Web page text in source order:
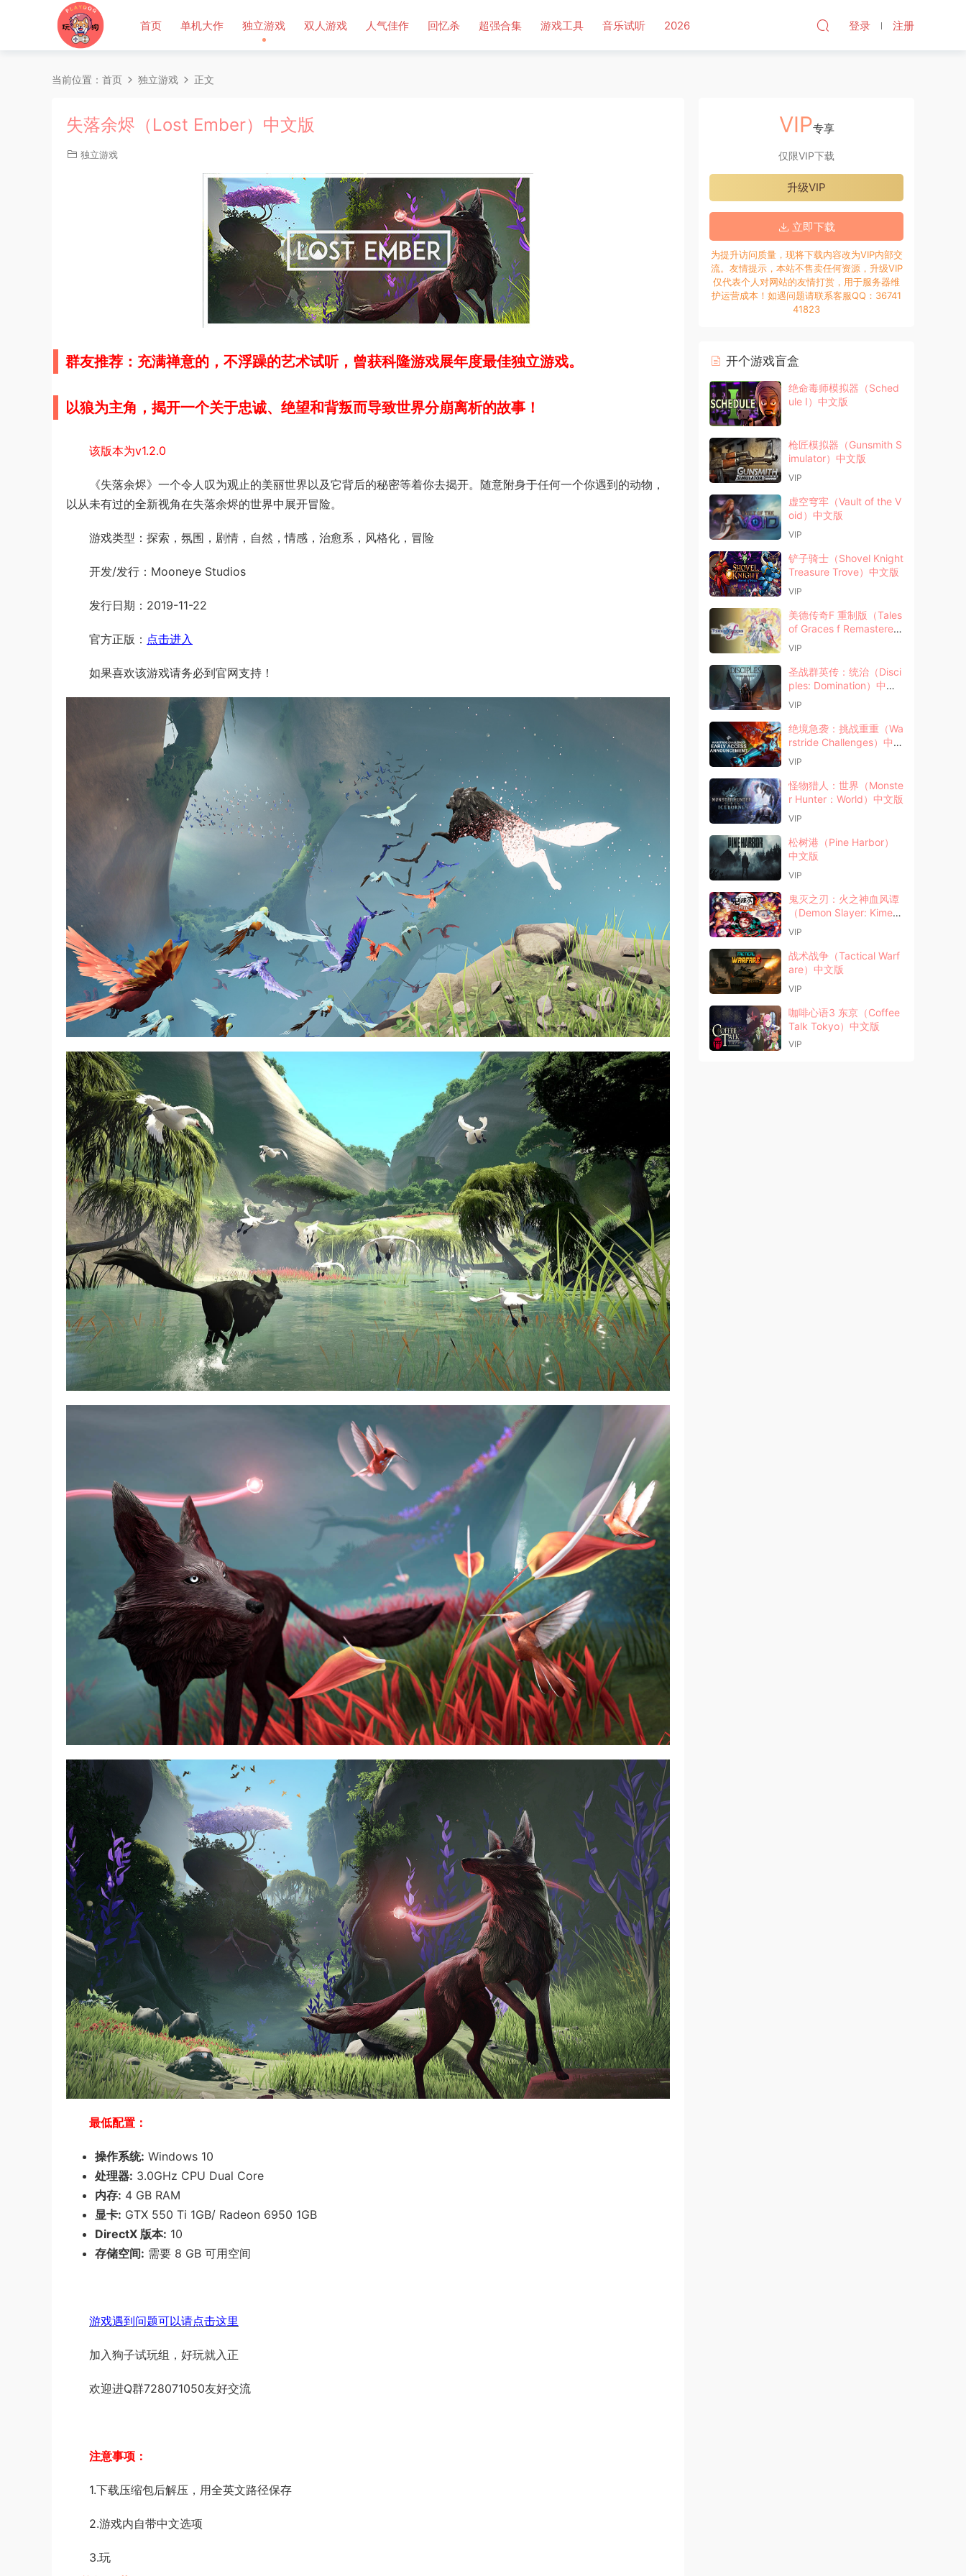
首页 单机大作 独立游戏 双人游戏 人气佳作 回忆杀 超强合集 游戏工具 音乐试听 2026 登录 注册
当前位置： 首页 独立游戏 正文
失落余烬（Lost Ember）中文版
独立游戏
群友推荐：充满禅意的，不浮躁的艺术试听，曾获科隆游戏展年度最佳独立游戏。
以狼为主角，揭开一个关于忠诚、绝望和背叛而导致世界分崩离析的故事！
该版本为v1.2.0
《失落余烬》一个令人叹为观止的美丽世界以及它背后的秘密等着你去揭开。随意附身于任何一个你遇到的动物，
以从未有过的全新视角在失落余烬的世界中展开冒险。
游戏类型：探索，氛围，剧情，自然，情感，治愈系，风格化，冒险
开发/发行：Mooneye Studios
发行日期：2019-11-22
官方正版： 点击进入
如果喜欢该游戏请务必到官网支持！
最低配置：
操作系统: Windows 10
处理器: 3.0GHz CPU Dual Core
内存: 4 GB RAM
显卡: GTX 550 Ti 1GB/ Radeon 6950 1GB
DirectX 版本: 10
存储空间: 需要 8 GB 可用空间
游戏遇到问题可以请点击这里
加入狗子试玩组，好玩就入正
欢迎进Q群728071050友好交流
注意事项：
1.下载压缩包后解压，用全英文路径保存
2.游戏内自带中文选项
3.玩
VIP专享
仅限VIP下载
升级VIP
立即下载
为提升访问质量，现将下载内容改为VIP内部交
流。友情提示，本站不售卖任何资源，升级VIP
仅代表个人对网站的友情打赏，用于服务器维
护运营成本！如遇问题请联系客服QQ：36741
41823
开个游戏盲盒
绝命毒师模拟器（Sched
ule I）中文版
枪匠模拟器（Gunsmith S
imulator）中文版
VIP
虚空穹牢（Vault of the V
oid）中文版
VIP
铲子骑士（Shovel Knight
Treasure Trove）中文版
VIP
美德传奇F 重制版（Tales
of Graces f Remastere
d）中文版
VIP
圣战群英传：统治（Disci
ples: Domination）中文
版
VIP
绝境急袭：挑战重重（Wa
rstride Challenges）中文
版
VIP
怪物猎人：世界（Monste
r Hunter：World）中文版
VIP
松树港（Pine Harbor）
中文版
VIP
鬼灭之刃：火之神血风谭
（Demon Slayer: Kimets
u no Yaiba）中文版
VIP
战术战争（Tactical Warf
are）中文版
VIP
咖啡心语3 东京（Coffee
Talk Tokyo）中文版
VIP